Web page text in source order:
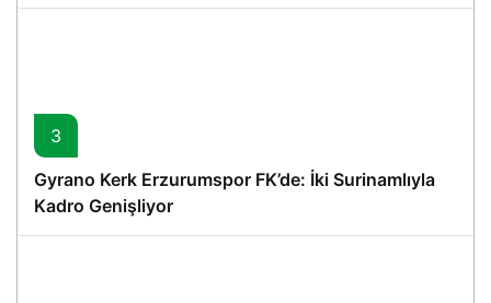
3
Gyrano Kerk Erzurumspor FK’de: İki Surinamlıyla
Kadro Genişliyor